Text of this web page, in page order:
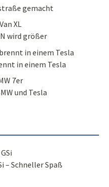
gemacht
wird größer
in einem Tesla
und Tesla
– Schneller Spaß